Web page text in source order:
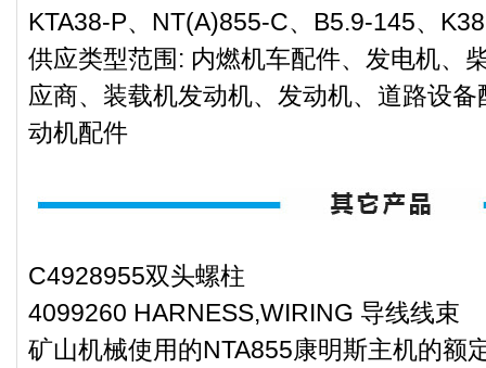
KTA38-P、NT(A)855-C、B5.9-145、
供应类型范围: 内燃机车配件、发电机、
应商、装载机发动机、发动机、道路设
动机配件
C4928955双头螺柱
4099260 HARNESS,WIRING 导线线束
矿山机械使用的NTA855康明斯主机的额